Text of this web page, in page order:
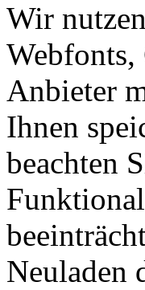
Wir
Webfonts,
Anbieter
Ihnen
beachten
Neuladen